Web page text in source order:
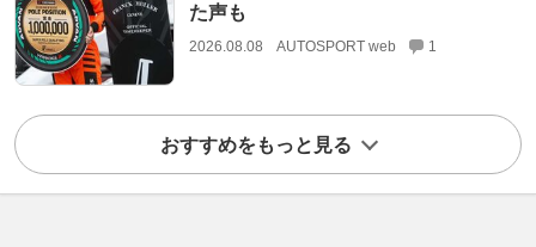
た声も
2026.08.08 AUTOSPORT web 1
おすすめをもっと見る